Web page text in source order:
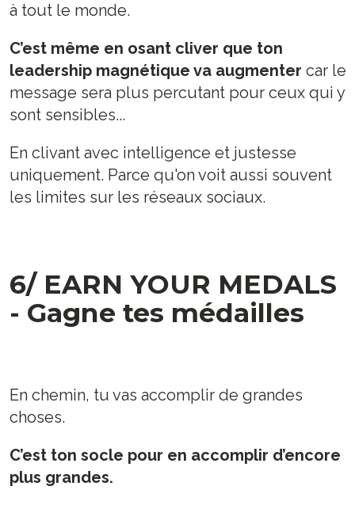
à tout le monde.
C’est même en osant cliver que ton
leadership magnétique va augmenter car le
message sera plus percutant pour ceux qui y
sont sensibles...
En clivant avec intelligence et justesse
uniquement. Parce qu'on voit aussi souvent
les limites sur les réseaux sociaux.
6/ EARN YOUR MEDALS
- Gagne tes médailles
En chemin, tu vas accomplir de grandes
choses.
C’est ton socle pour en accomplir d’encore
plus grandes.